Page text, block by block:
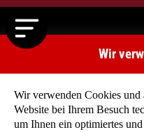
Wir
Wir verwenden Cookies und
Website bei Ihrem Besuch
um Ihnen ein optimiertes